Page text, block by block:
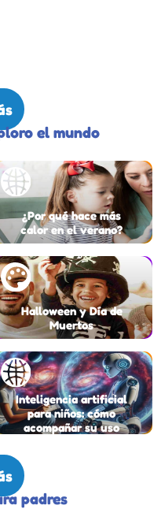
el mundo
¿Por qué hace más
calor en el verano?
Halloween y Día de
Muertos
Inteligencia artificial
para niños: cómo
acompañar su uso
padres